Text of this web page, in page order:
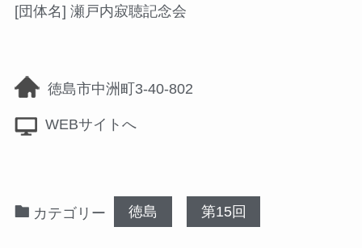
[団体名] 瀬戸内寂聴記念会
徳島市中洲町3-40-802
WEBサイトへ
カテゴリー 徳島 第15回